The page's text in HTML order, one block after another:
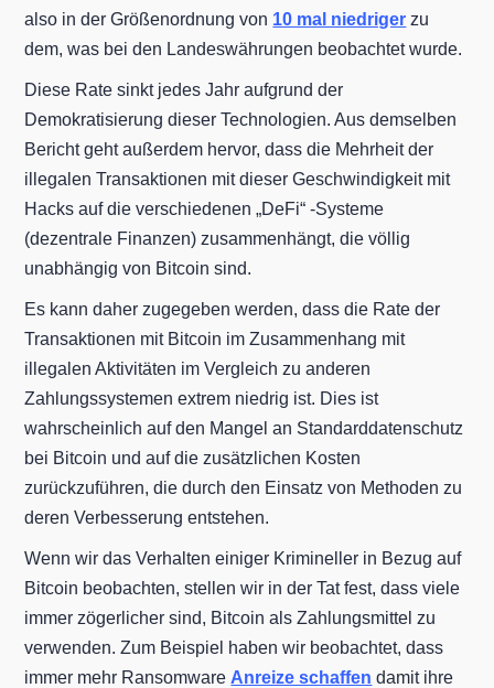
also in der Größenordnung von 10 mal niedriger zu
dem, was bei den Landeswährungen beobachtet wurde.
Diese Rate sinkt jedes Jahr aufgrund der
Demokratisierung dieser Technologien. Aus demselben
Bericht geht außerdem hervor, dass die Mehrheit der
illegalen Transaktionen mit dieser Geschwindigkeit mit
Hacks auf die verschiedenen „DeFi“ -Systeme
(dezentrale Finanzen) zusammenhängt, die völlig
unabhängig von Bitcoin sind.
Es kann daher zugegeben werden, dass die Rate der
Transaktionen mit Bitcoin im Zusammenhang mit
illegalen Aktivitäten im Vergleich zu anderen
Zahlungssystemen extrem niedrig ist. Dies ist
wahrscheinlich auf den Mangel an Standarddatenschutz
bei Bitcoin und auf die zusätzlichen Kosten
zurückzuführen, die durch den Einsatz von Methoden zu
deren Verbesserung entstehen.
Wenn wir das Verhalten einiger Krimineller in Bezug auf
Bitcoin beobachten, stellen wir in der Tat fest, dass viele
immer zögerlicher sind, Bitcoin als Zahlungsmittel zu
verwenden. Zum Beispiel haben wir beobachtet, dass
immer mehr Ransomware Anreize schaffen damit ihre